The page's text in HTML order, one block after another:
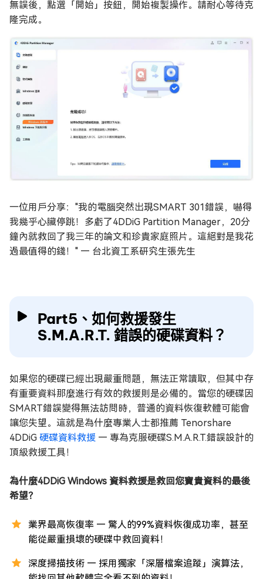
無誤後，點選「開始」按鈕，開始複製操作。請耐心等待克
隆完成。
一位用戶分享："我的電腦突然出現SMART 301錯誤，嚇得
我幾乎心臟停跳！多虧了4DDiG Partition Manager，20分
鐘內就救回了我三年的論文和珍貴家庭照片。這絕對是我花
過最值得的錢！" — 台北資工系研究生張先生
Part5、如何救援發生
S.M.A.R.T. 錯誤的硬碟資料？
如果您的硬碟已經出現嚴重問題，無法正常讀取，但其中存
有重要資料那麼進行有效的救援則是必備的。當您的硬碟因
SMART錯誤變得無法訪問時，普通的資料恢復軟體可能會
讓您失望。這就是為什麼專業人士都推薦 Tenorshare
4DDiG 硬碟資料救援 — 專為克服硬碟S.M.A.R.T.錯誤設計的
頂級救援工具！
為什麼4DDiG Windows 資料救援是救回您寶貴資料的最後
希望？
業界最高恢復率 — 驚人的99%資料恢復成功率，甚至
能從嚴重損壞的硬碟中救回資料！
深度掃描技術 — 採用獨家「深層檔案追蹤」演算法，